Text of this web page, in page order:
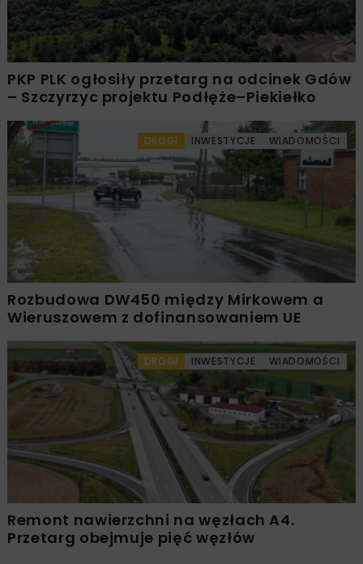
PKP PLK ogłosiły przetarg na odcinek Gdów
– Szczyrzyc projektu Podłęże–Piekiełko
DROGI INWESTYCJE WIADOMOŚCI
Rozbudowa DW450 między Mirkowem a
Wieruszowem z dofinansowaniem UE
DROGI INWESTYCJE WIADOMOŚCI
Remont nawierzchni na węzłach A4.
Przetarg obejmuje pięć węzłów